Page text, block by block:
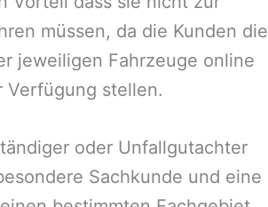
müssen, da die Kunden die
jeweiligen Fahrzeuge online
Verfügung stellen.
oder Unfallgutachter
Sachkunde und eine